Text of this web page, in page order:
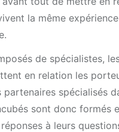
la même expérience
de spécialistes,
en relation les
spécialisés
sont donc formés
à leurs